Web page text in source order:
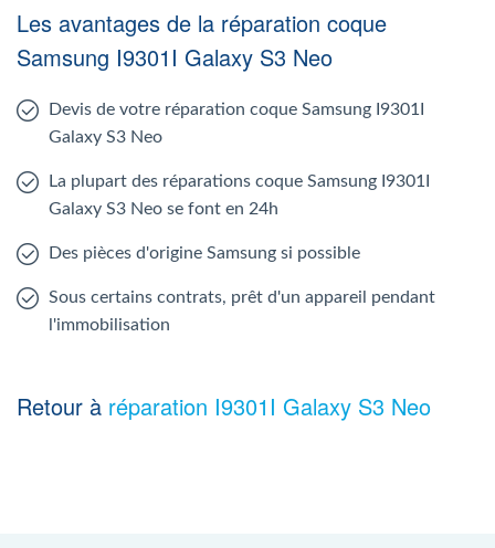
Les avantages de la réparation coque
Samsung I9301I Galaxy S3 Neo
Devis de votre réparation coque Samsung I9301I
Galaxy S3 Neo
La plupart des réparations coque Samsung I9301I
Galaxy S3 Neo se font en 24h
Des pièces d'origine Samsung si possible
Sous certains contrats, prêt d'un appareil pendant
l'immobilisation
Retour à réparation I9301I Galaxy S3 Neo